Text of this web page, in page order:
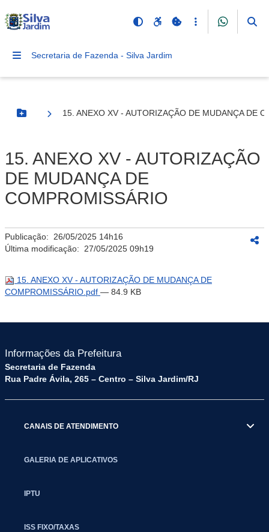
Secretaria de Fazenda - Silva Jardim
Botão Menu
15. ANEXO XV - AUTORIZAÇÃO DE MUDANÇA DE
15. ANEXO XV - AUTORIZAÇÃO
DE MUDANÇA DE
COMPROMISSÁRIO
Publicação: 26/05/2025 14h16
Última modificação: 27/05/2025 09h19
15. ANEXO XV - AUTORIZAÇÃO DE MUDANÇA DE
COMPROMISSÁRIO.pdf — 84.9 KB
Informações da Prefeitura
Secretaria de Fazenda
Rua Padre Ávila, 265 – Centro – Silva Jardim/RJ
CANAIS DE ATENDIMENTO
GALERIA DE APLICATIVOS
IPTU
ISS FIXO/TAXAS